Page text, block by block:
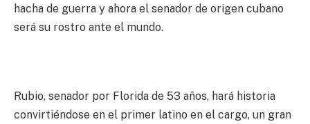
hacha de guerra y ahora el senador de origen cubano
será su rostro ante el mundo.
Rubio, senador por Florida de 53 años, hará historia
convirtiéndose en el primer latino en el cargo, un gran